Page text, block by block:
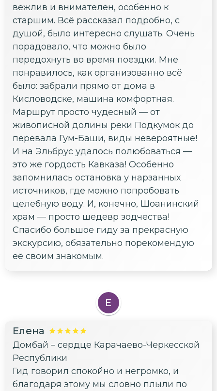
вежлив и внимателен, особенно к
старшим. Всё рассказал подробно, с
душой, было интересно слушать. Очень
порадовало, что можно было
передохнуть во время поездки. Мне
понравилось, как организованно всё
было: забрали прямо от дома в
Кисловодске, машина комфортная.
Маршрут просто чудесный — от
живописной долины реки Подкумок до
перевала Гум-Баши, виды невероятные!
И на Эльбрус удалось полюбоваться —
это же гордость Кавказа! Особенно
запомнилась остановка у нарзанных
источников, где можно попробовать
целебную воду. И, конечно, Шоанинский
храм — просто шедевр зодчества!
Спасибо большое гиду за прекрасную
экскурсию, обязательно порекомендую
её своим знакомым.
Е
Елена
Домбай – сердце Карачаево-Черкесской
Республики
Гид говорил спокойно и негромко, и
благодаря этому мы словно плыли по